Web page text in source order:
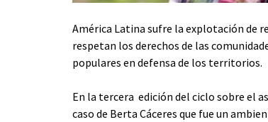
América Latina sufre la explotación de
respetan los derechos de las
populares en defensa de los territorios.
En la tercera edición del ciclo sobre el
caso de Berta Cáceres que fue un